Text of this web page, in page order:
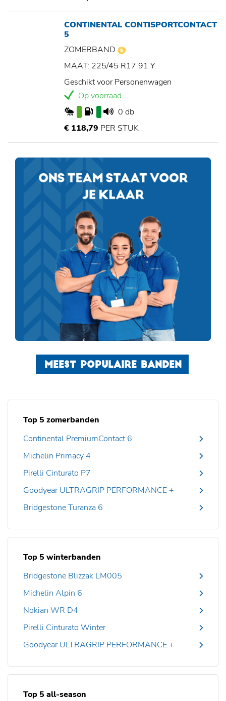
CONTINENTAL CONTISPORTCONTACT
5
ZOMERBAND
MAAT: 225/45 R17 91 Y
Geschikt voor Personenwagen
Op voorraad
0 db
€ 118,79 PER STUK
MEEST POPULAIRE BANDEN
Top 5 zomerbanden
Continental PremiumContact 6
Michelin Primacy 4
Pirelli Cinturato P7
Goodyear ULTRAGRIP PERFORMANCE +
Bridgestone Turanza 6
Top 5 winterbanden
Bridgestone Blizzak LM005
Michelin Alpin 6
Nokian WR D4
Pirelli Cinturato Winter
Goodyear ULTRAGRIP PERFORMANCE +
Top 5 all-season